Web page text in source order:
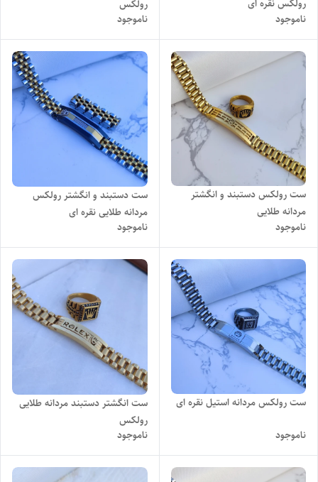
رولکس نقره ای
ناموجود
رولکس
ناموجود
ست رولکس دستبند و انگشتر
مردانه طلایی
ناموجود
ست دستبند و انگشتر رولکس
مردانه طلایی نقره ای
ناموجود
ست رولکس مردانه استیل نقره ای
ناموجود
ست انگشتر دستبند مردانه طلایی
رولکس
ناموجود